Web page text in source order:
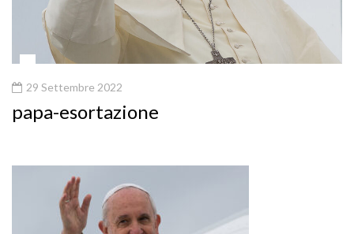
29 Settembre 2022
papa-esortazione